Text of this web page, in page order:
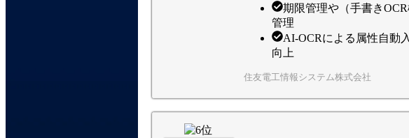
期限管理や（手書き
管理
AI-OCRによる属性自動
向上
住友電工情報システム株式会社